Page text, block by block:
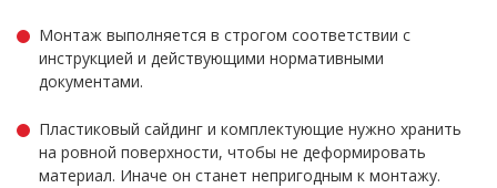
Монтаж выполняется в строгом соответствии с
инструкцией и действующими нормативными
документами.
Пластиковый сайдинг и комплектующие нужно хранить
на ровной поверхности, чтобы не деформировать
материал. Иначе он станет непригодным к монтажу.